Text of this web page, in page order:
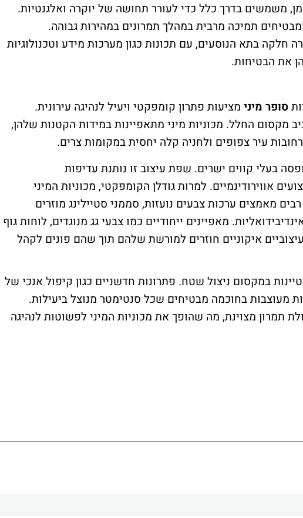
משמשים בדרך כלל כדי לעורר תחושה של יוקרה ואלגנטיות.
תמיכה מרבית במהלך תמרונים במהירות גבוהה.
חלקה בתא הנוסעים, עם תכונות כגון מערכות מידע וטכנולוגיות
את הבטיחות.
סופר מיני מציעות פתרון קומפקטי ויעיל לנהיגה עירונית.
מקסום החלל. מכוניות מיני מתאפיינות במידות הקטנות שלהן,
עיר צפופים ולחניה קלה יחסית במקומות צרים.
בעלי קווים ישרים. שפת עיצוב זו נותנת עדיפות
אווירודינמיים. למרות גודלן הקומפקטי, מכוניות המיני
מאמצים ערכות צבעים נועזות, סממני סטיילינג מוזרים
מאפיינים ייחודיים כמו צבעי גג מנוגדים, לוחות גוף
איקוניים חוזרים למורשת שלהם תוך שהם פונים לקהל
במקסום ניצול שטח. פתרונות חדשניים כגון קיפול אנכי של
מעוצבות בחוכמה מבטיחים שכל סנטימטר מנוצל ביעילות.
תמרון מצוינת, מה שהופך את מכוניות המיני לפשוטות לנהיגה